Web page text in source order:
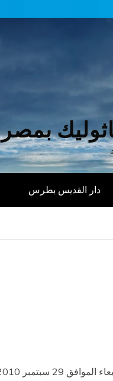
بمصر
دار القديس بطرس